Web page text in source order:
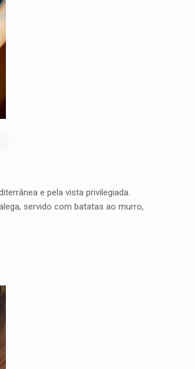
e pela vista privilegiada.
servido com batatas ao murro,